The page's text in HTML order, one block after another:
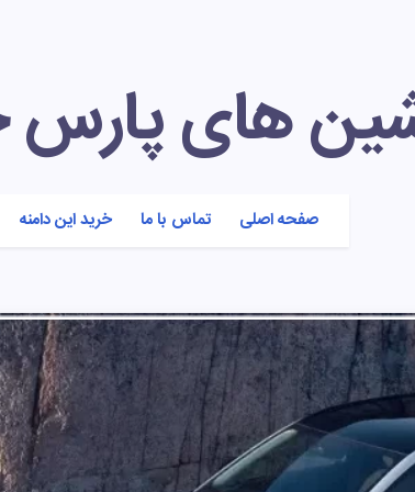
های پارس
صفحه اصلی تماس با ما خرید این دامنه